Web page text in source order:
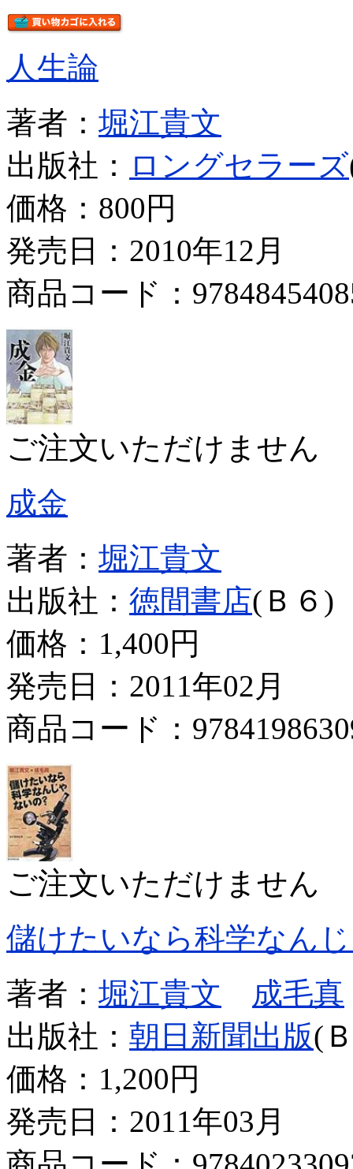
人生論
著者： 堀江貴文
出版社： ロングセラーズ
価格： 800円
発売日：2010年12月
商品コード：
ご注文いただけません
成金
著者： 堀江貴文
出版社： 徳間書店(Ｂ６)
価格： 1,400円
発売日：2011年02月
商品コード：
ご注文いただけません
儲けたいなら科学なん
著者： 堀江貴文
成毛真
出版社： 朝日新聞出版(
価格： 1,200円
発売日：2011年03月